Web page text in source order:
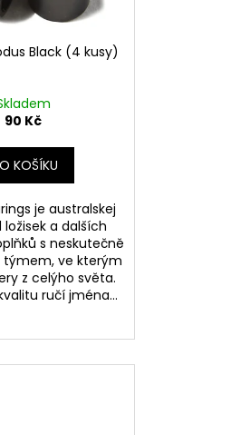
Black (4 kusy)
90 Kč
KOŠÍKU
je australskej
ložisek a dalších
s neskutečně
ve kterým
z celýho světa.
ručí jména...